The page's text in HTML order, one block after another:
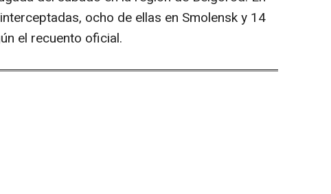
ocho de ellas en Smolensk y 14
el recuento oficial.